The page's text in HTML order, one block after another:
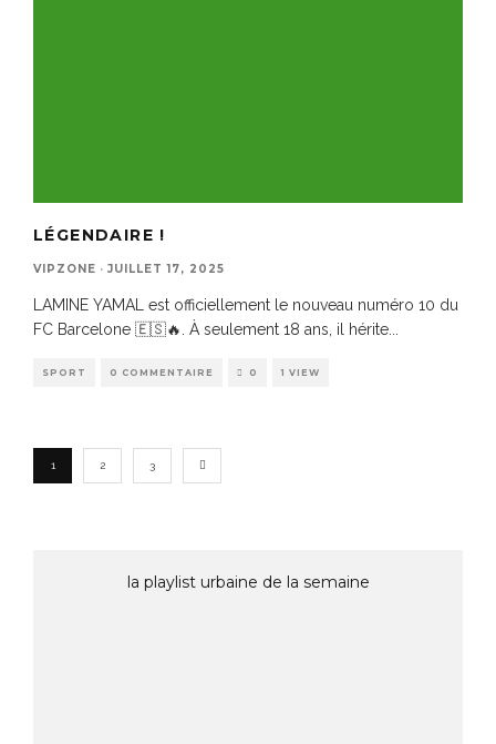
LÉGENDAIRE !
VIPZONE · JUILLET 17, 2025
LAMINE YAMAL est officiellement le nouveau numéro 10 du
FC Barcelone 🇪🇸🔥. À seulement 18 ans, il hérite
SPORT 0 COMMENTAIRE 0 1 VIEW
1 2 3
la playlist urbaine de la semaine